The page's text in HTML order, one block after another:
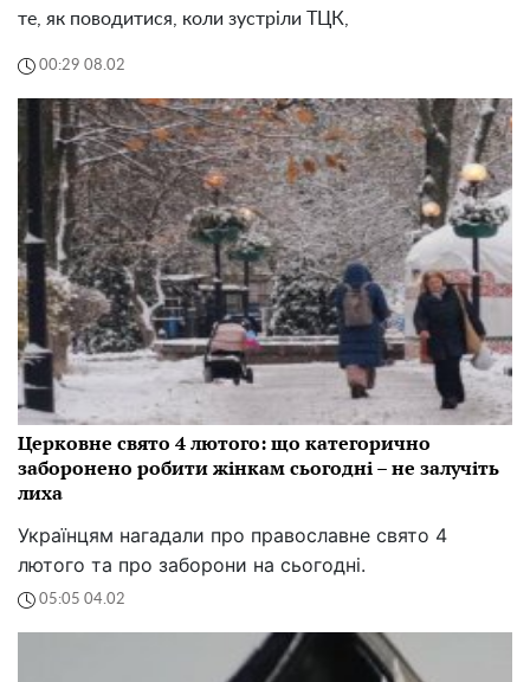
те, як поводитися, коли зустріли ТЦК,
00:29 08.02
Церковне свято 4 лютого: що категорично
заборонено робити жінкам сьогодні – не залучіть
лиха
Українцям нагадали про православне свято 4
лютого та про заборони на сьогодні.
05:05 04.02